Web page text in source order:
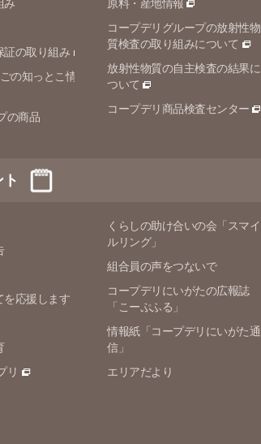
み
証の取り組み
の知っとこ情
の商品
原料・産地情報
コープデリグループの放射性物
質検査の取り組みについて
放射性物質の自主検査の結果に
ついて
コープデリ商品検査センター
を応援します
リ
くらしの助け合いの会「スマイ
ルリング」
組合員の声をつないで
コープデリにいがたの広報誌
「こーぷふる」
情報紙「コープデリにいがた通
信」
エリアだより